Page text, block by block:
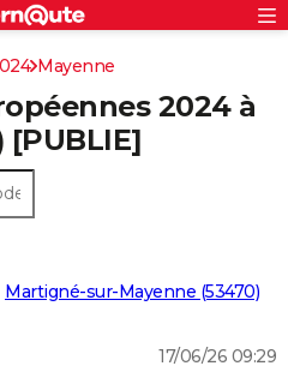
Mayenne
2024 à
[PUBLIE]
Martigné-sur-Mayenne (53470)
17/06/26 09:29